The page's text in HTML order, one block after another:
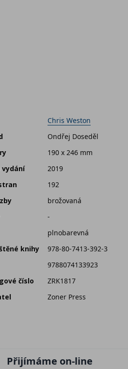
Chris Weston
Ondřej Doseděl
190 x 246 mm
vydání
2019
192
brožovaná
-
plnobarevná
knihy
978-80-7413-392-3
9788074133923
číslo
ZRK1817
Zoner Press
Přijímáme on-line